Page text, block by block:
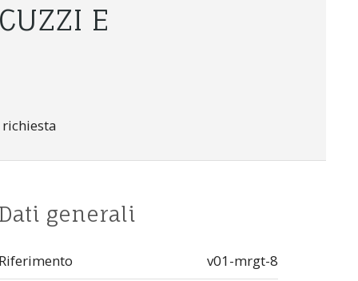
E
richiesta
Dati generali
Riferimento
v01-mrgt-8